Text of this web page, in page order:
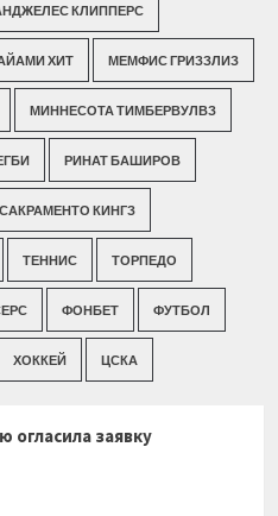
КЛИППЕРС
ХИТ МЕМФИС ГРИЗЗЛИЗ
МИННЕСОТА ТИМБЕРВУЛВЗ
РИНАТ БАШИРОВ
САКРАМЕНТО КИНГЗ
ТЕННИС ТОРПЕДО
ФОНБЕТ ФУТБОЛ
ХОККЕЙ ЦСКА
огласила заявку